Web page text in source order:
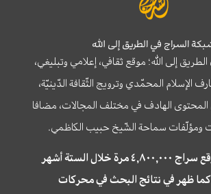
السراج في الطريق إلى الله
إلى الله؛ موقع ثقافي، إعلامي وتبليغي،
الإسلام المحمّدي وترويج الثّقافة الدّينيّة،
الهادف في مختلف المجالات، مضافا
ومؤلّفات سماحة الشّيخ حبيب الكاظمي.
تمّت زيارة موقع سراج ٤,٨٠٠,٠٠٠ مرة خلال الستة أشهر
كما ظهر في نتائج البحث في محركات